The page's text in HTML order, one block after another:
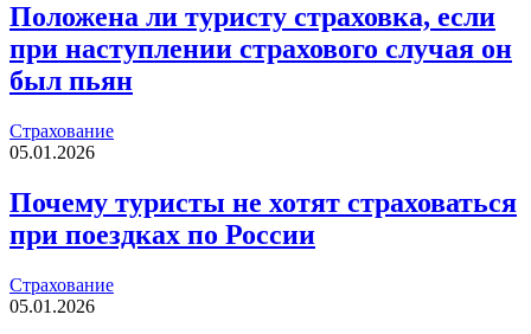
Положена ли туристу страховка, если
при наступлении страхового случая он
был пьян
Страхование
05.01.2026
Почему туристы не хотят страховаться
при поездках по России
Страхование
05.01.2026